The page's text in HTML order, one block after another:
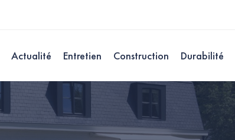
Actualité Entretien Construction Durabilité